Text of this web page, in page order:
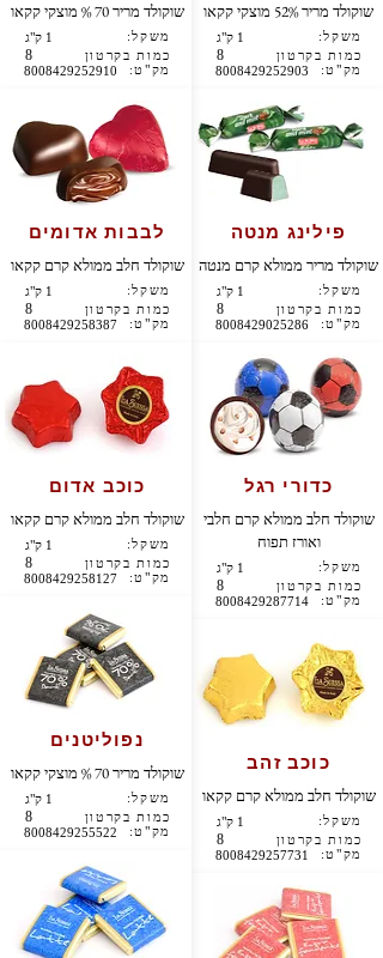
שוקולד מריר 52% מוצקי קקאו
1 ק"ג משקל:
8
כמות בקרטון
8008429252903
מק"ט:
פילינג מנטה
שוקולד מריר ממולא קרם מנטה
1 ק"ג משקל:
8
כמות בקרטון
8008429025286
מק"ט:
כדורי רגל
שוקולד חלב ממולא קרם חלבי
ואורז תפוח
1 ק"ג משקל:
8
כמות בקרטון
8008429287714
מק"ט:
כוכב זהב
שוקולד חלב ממולא קרם קקאו
1 ק"ג משקל:
8
כמות בקרטון
8008429257731
מק"ט:
שוקולד מריר 70 % מוצקי קקאו
1 ק"ג משקל:
8
כמות בקרטון
8008429252910
מק"ט:
לבבות אדומים
שוקולד חלב ממולא קרם קקאו
1 ק"ג משקל:
8
כמות בקרטון
8008429258387
מק"ט:
כוכב אדום
שוקולד חלב ממולא קרם קקאו
1 ק"ג משקל:
8
כמות בקרטון
8008429258127
מק"ט:
נפוליטנים
שוקולד מריר 70 % מוצקי קקאו
1 ק"ג משקל:
8
כמות בקרטון
8008429255522
מק"ט: